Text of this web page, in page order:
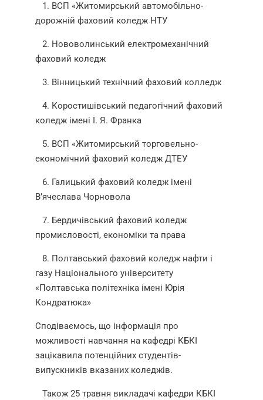
1. ВСП «Житомирський автомобільно-
дорожній фаховий коледж НТУ
2. Нововолинський електромеханічний
фаховий коледж
3. Вінницький технічний фаховий колледж
4. Коростишівський педагогічний фаховий
коледж імені І. Я. Франка
5. ВСП «Житомирський торговельно-
економічний фаховий коледж ДТЕУ
6. Галицький фаховий коледж імені
В’ячеслава Чорновола
7. Бердичівський фаховий коледж
промисловості, економіки та права
8. Полтавський фаховий коледж нафти і
газу Національного університету
«Полтавська політехніка імені Юрія
Кондратюка»
Сподіваємось, що інформація про
можливості навчання на кафедрі КБКІ
зацікавила потенційних студентів-
випускників вказаних коледжів.
Також 25 травня викладачі кафедри КБКІ